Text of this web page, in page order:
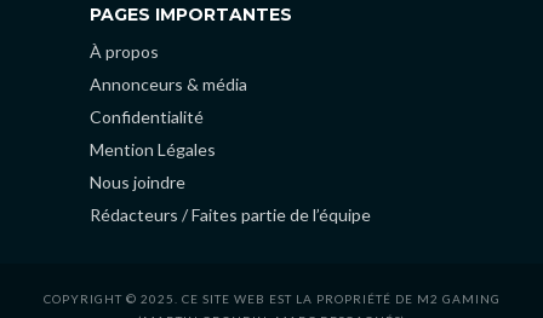
PAGES IMPORTANTES
À propos
Annonceurs & média
Confidentialité
Mention Légales
Nous joindre
Rédacteurs / Faites partie de l’équipe
COPYRIGHT © 2025. CE SITE WEB EST LA PROPRIÉTÉ DE M2 GAMING